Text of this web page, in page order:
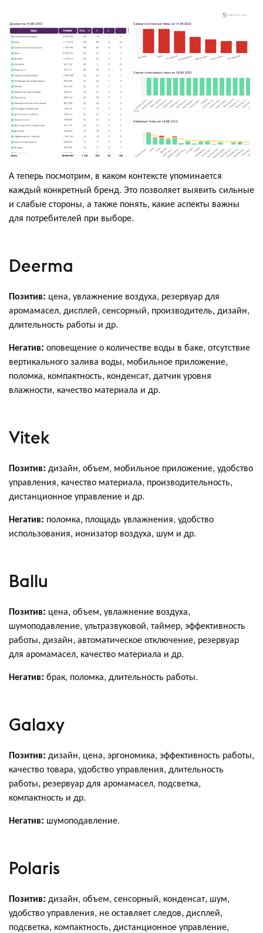
А теперь посмотрим, в каком контексте упоминается
каждый конкретный бренд. Это позволяет выявить сильные
и слабые стороны, а также понять, какие аспекты важны
для потребителей при выборе.
Deerma
Позитив: цена, увлажнение воздуха, резервуар для
аромамасел, дисплей, сенсорный, производитель, дизайн,
длительность работы и др.
Негатив: оповещение о количестве воды в баке, отсутствие
вертикального залива воды, мобильное приложение,
поломка, компактность, конденсат, датчик уровня
влажности, качество материала и др.
Vitek
Позитив: дизайн, объем, мобильное приложение, удобство
управления, качество материала, производительность,
дистанционное управление и др.
Негатив: поломка, площадь увлажнения, удобство
использования, ионизатор воздуха, шум и др.
Ballu
Позитив: цена, объем, увлажнение воздуха,
шумоподавление, ультразвуковой, таймер, эффективность
работы, дизайн, автоматическое отключение, резервуар
для аромамасел, качество материала и др.
Негатив: брак, поломка, длительность работы.
Galaxy
Позитив: дизайн, цена, эргономика, эффективность работы,
качество товара, удобство управления, длительность
работы, резервуар для аромамасел, подсветка,
компактность и др.
Негатив: шумоподавление.
Polaris
Позитив: дизайн, объем, сенсорный, конденсат, шум,
удобство управления, не оставляет следов, дисплей,
подсветка, компактность, дистанционное управление,